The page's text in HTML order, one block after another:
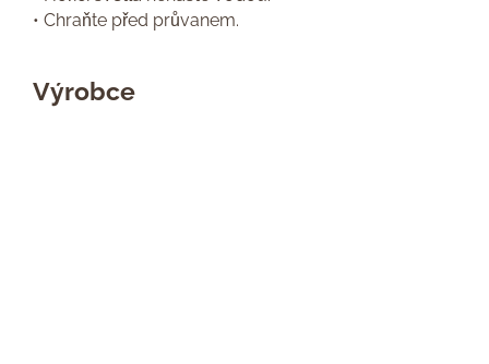
• Chraňte před průvanem.
Výrobce